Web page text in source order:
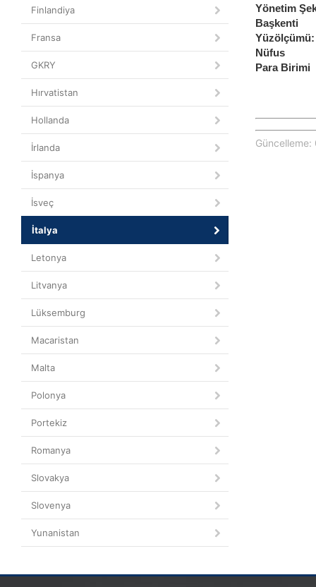
Finlandiya
Fransa
GKRY
Hırvatistan
Hollanda
İrlanda
İspanya
İsveç
İtalya
Letonya
Litvanya
Lüksemburg
Macaristan
Malta
Polonya
Portekiz
Romanya
Slovakya
Slovenya
Yunanistan
Yönetim
Başkenti
Yüzölçümü:
Nüfus
Para Birimi